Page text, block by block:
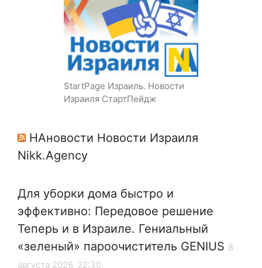
StartPage Израиль. Новости
Израиля СтартПейдж
НАновости Новости Израиля
Nikk.Agency
Для уборки дома быстро и
эффективно: Передовое решение
Теперь и в Израиле. Гениальный
«зеленый» пароочиститель GENIUS 8
августа 2026, 22:30,